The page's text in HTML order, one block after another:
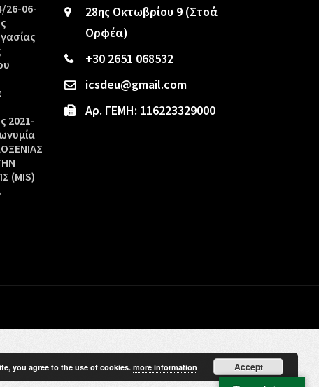
26-06-
2021-
(MIS)
28ης Οκτωβρίου 9 (Στοά
Ορφέα)
+30 2651 068532
icsdeu@gmail.com
Αρ. ΓΕΜΗ: 116223329000
you agree to the use of cookies. more information Accept